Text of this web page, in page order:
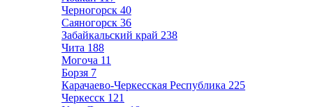
Черногорск 40
Саяногорск 36
Забайкальский край 238
Чита 188
Могоча 11
Борзя 7
Карачаево-Черкесская Республика 225
Черкесск 121